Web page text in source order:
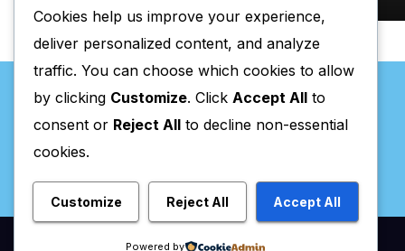
Valpaços Online
Cookies help us improve your experience,
deliver personalized content, and analyze
traffic. You can choose which cookies to allow
by clicking Customize. Click Accept All to
consent or Reject All to decline non-essential
cookies.
Customize Reject All Accept All
Powered by